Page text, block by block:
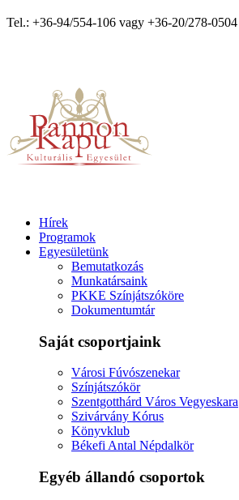
Tel.: +36-94/554-106 vagy +36-20/278-0504
Hírek
Programok
Egyesületünk
Bemutatkozás
Munkatársaink
PKKE Színjátszóköre
Dokumentumtár
Saját csoportjaink
Városi Fúvószenekar
Színjátszókör
Szentgotthárd Város Vegyeskara
Szivárvány Kórus
Könyvklub
Békefi Antal Népdalkör
Egyéb állandó csoportok